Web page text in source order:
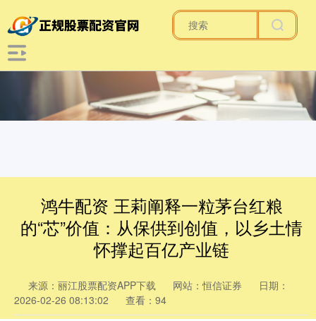
鸿牛配资 王莉阐释一粒茅台红粮
的“芯”价值：从保供到创值，以乡土情
怀撑起百亿产业链
来源：丽江股票配资APP下载 网站：恒信证券
日期：
2026-02-26 08:13:02
查看：94